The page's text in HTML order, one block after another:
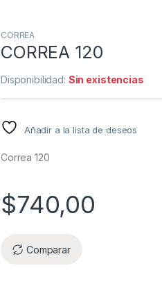
CORREA
CORREA 120
Disponibilidad: Sin existencias
Añadir a la lista de deseos
Correa 120
$740,00
Comparar